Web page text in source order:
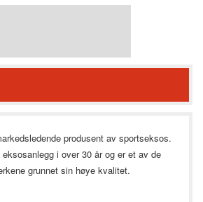
produsent av sportseksos.
i over 30 år og er et av de
grunnet sin høye kvalitet.